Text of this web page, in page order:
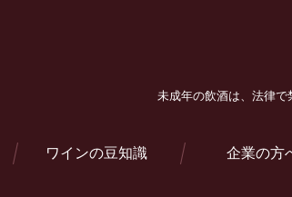
未成年の飲酒は、法律で
ワインの豆知識 企業の方